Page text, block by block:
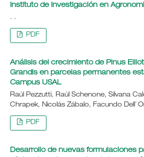
Instituto de Investigación en
. .
PDF
Análisis del crecimiento de Pinus
Grandis en parcelas permanentes
Campus USAL
Raúl Pezzutti, Raúl Schenone, Silvana
Chrapek, Nicolás Zábalo, Facundo Dell´
PDF
Desarrollo de nuevas formulaciones